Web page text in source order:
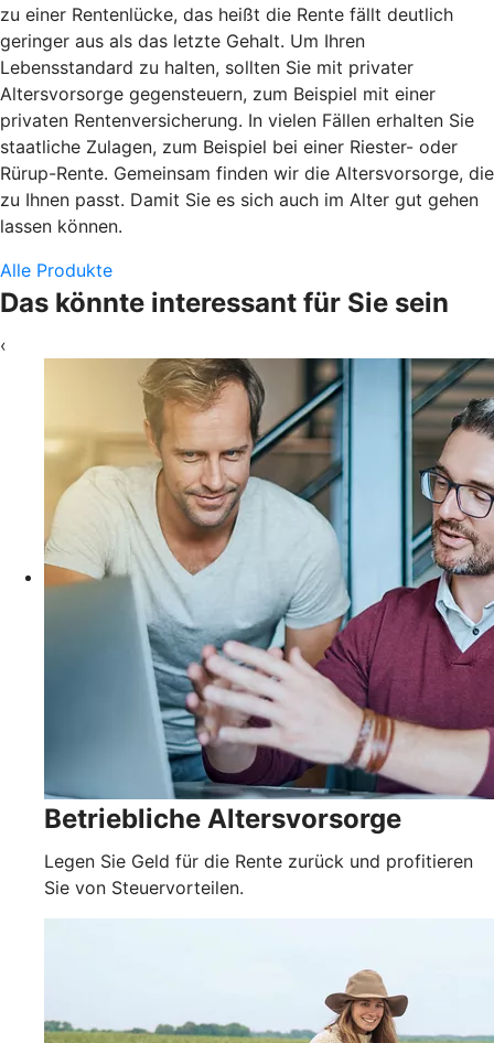
zu einer Rentenlücke, das heißt die Rente fällt deutlich
geringer aus als das letzte Gehalt. Um Ihren
Lebensstandard zu halten, sollten Sie mit privater
Altersvorsorge gegensteuern, zum Beispiel mit einer
privaten Rentenversicherung. In vielen Fällen erhalten Sie
staatliche Zulagen, zum Beispiel bei einer Riester- oder
Rürup-Rente. Gemeinsam finden wir die Altersvorsorge, die
zu Ihnen passt. Damit Sie es sich auch im Alter gut gehen
lassen können.
Alle Produkte
Das könnte interessant für Sie sein
‹
Betriebliche Altersvorsorge
Legen Sie Geld für die Rente zurück und profitieren
Sie von Steuervorteilen.